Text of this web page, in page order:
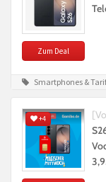
Zum Deal
Smartphones &
+4